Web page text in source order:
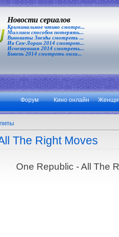
Новости сериалов
Криминальное чтиво смотре...
Миллион способов потерять...
Виноваты Звезды смотреть ...
Ив Сен-Лоран 2014 смотрет...
Исчезнувшая 2014 смотреть...
Бивень 2014 смотреть онла...
Форум Кино онлайн
The Right Moves
One Republic - All The